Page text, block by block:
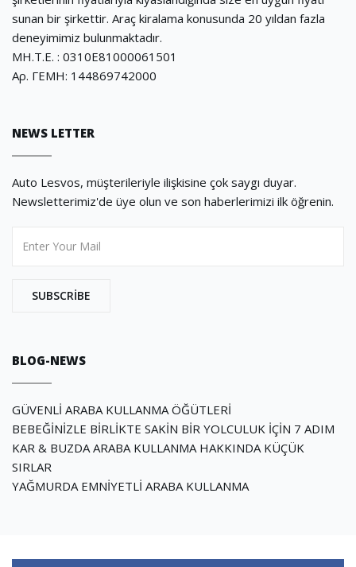
sunan bir şirkettir. Araç kiralama konusunda 20 yıldan fazla
deneyimimiz bulunmaktadır.
ΜΗ.Τ.Ε. : 0310E81000061501
Αρ. ΓΕΜΗ: 144869742000
NEWS LETTER
Auto Lesvos, müşterileriyle ilişkisine çok saygı duyar.
Newsletterimiz'de üye olun ve son haberlerimizi ilk öğrenin.
BLOG-NEWS
GÜVENLİ ARABA KULLANMA ÖĞÜTLERİ
BEBEĞİNİZLE BİRLİKTE SAKİN BİR YOLCULUK İÇİN 7 ADIM
KAR & BUZDA ARABA KULLANMA HAKKINDA KÜÇÜK
SIRLAR
YAĞMURDA EMNİYETLİ ARABA KULLANMA